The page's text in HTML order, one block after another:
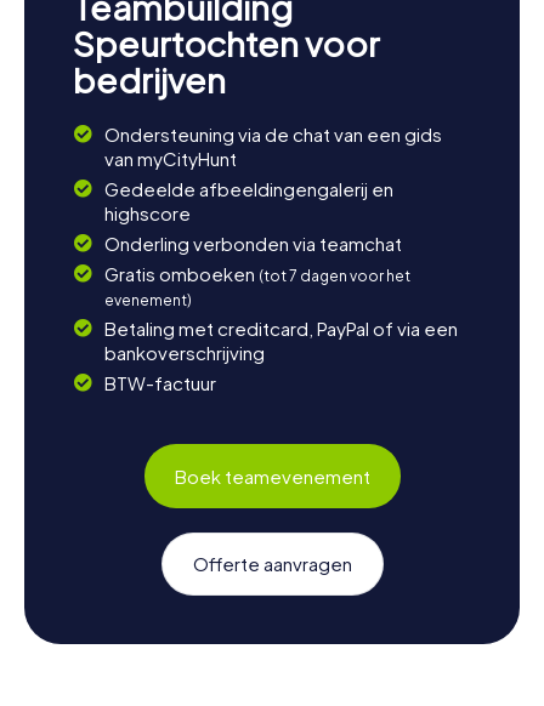
Speurtochten voor
bedrijven
Ondersteuning via de chat van een gids
van myCityHunt
Gedeelde afbeeldingengalerij en
highscore
Onderling verbonden via teamchat
Gratis omboeken (tot 7 dagen voor het
evenement)
Betaling met creditcard, PayPal of via een
bankoverschrijving
BTW-factuur
Boek teamevenement
Offerte aanvragen